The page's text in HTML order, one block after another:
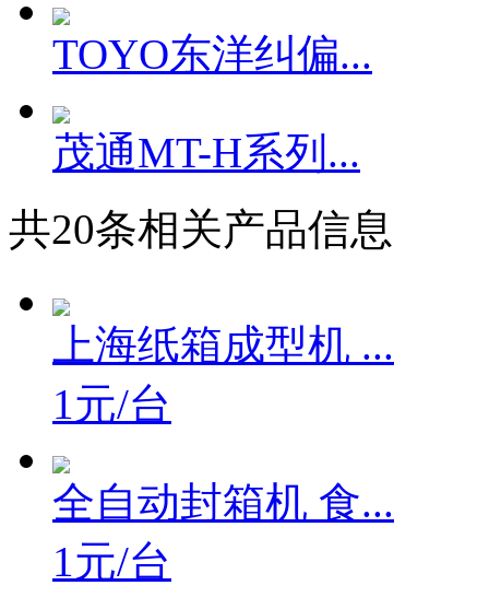
TOYO东洋纠偏...
茂通MT-H系列...
共20条相关产品信息
上海纸箱成型机 ...
1元/台
全自动封箱机 食...
1元/台